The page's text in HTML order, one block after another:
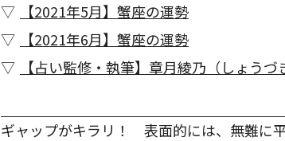
【2021年5月】蟹座の運勢
【2021年6月】蟹座の運勢
【占い監修・執筆】章月綾乃（しょうづ
ギャップがキラリ！ 表面的には、無難に